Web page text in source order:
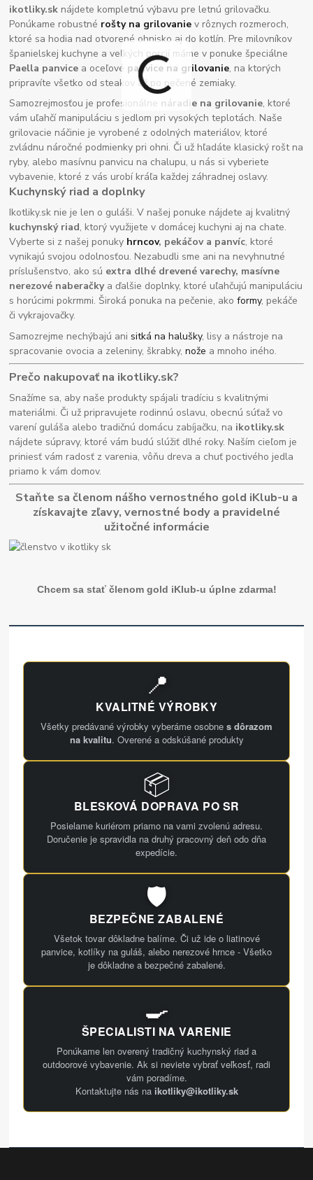
ikotliky.sk nájdete kompletnú výbavu pre letnú grilovačku.
Ponúkame robustné rošty na grilovanie v rôznych rozmeroch,
ktoré sa hodia nad otvorené ohnisko aj do kotlín. Pre milovníkov
španielskej kuchyne a veľkých porcií máme v ponuke špeciálne
Paella panvice a oceľové panvice na grilovanie, na ktorých
pripravíte všetko od steakov až po pečené zemiaky.
Samozrejmosťou je profesionálne náradie na grilovanie, ktoré
vám uľahčí manipuláciu s jedlom pri vysokých teplotách. Naše
grilovacie náčinie je vyrobené z odolných materiálov, ktoré
zvládnu náročné podmienky pri ohni. Či už hľadáte klasický rošt na
ryby, alebo masívnu panvicu na chalupu, u nás si vyberiete
vybavenie, ktoré z vás urobí kráľa každej záhradnej oslavy.
Kuchynský riad a doplnky
Ikotliky.sk nie je len o guláši. V našej ponuke nájdete aj kvalitný
kuchynský riad, ktorý využijete v domácej kuchyni aj na chate.
Vyberte si z našej ponuky hrncov, pekáčov a panvíc, ktoré
vynikajú svojou odolnosťou. Nezabudli sme ani na nevyhnutné
príslušenstvo, ako sú extra dlhé drevené varechy, masívne
nerezové naberačkya ďalšie doplnky, ktoré uľahčujú manipuláciu
s horúcimi pokrmmi. Široká ponuka na pečenie, akoformy, pekáče
či vykrajovačky.
Samozrejme nechýbajú anisitká na halušky, lisy a nástroje na
spracovanie ovocia a zeleniny, škrabky,nože a mnoho iného.
Prečo nakupovať na ikotliky.sk?
Snažíme sa, aby naše produkty spájali tradíciu s kvalitnými
materiálmi. Či už pripravujete rodinnú oslavu, obecnú súťaž vo
varení guláša alebo tradičnú domácu zabíjačku, na ikotliky.sk
nájdete súpravy, ktoré vám budú slúžiť dlhé roky. Naším cieľom je
priniesť vám radosť z varenia, vôňu dreva a chuť poctivého jedla
priamo k vám domov.
Staňte sa členom nášho vernostného gold iKlub-u a
získavajte zľavy, vernostné body a pravidelné
užitočné informácie
Chcem sa stať členom gold iKlub-u úplne zdarma!
📍
KVALITNÉ VÝROBKY
Všetky predávané výrobky vyberáme osobne s dôrazom
na kvalitu. Overené a odskúšané produkty
📦
BLESKOVÁ DOPRAVA PO SR
Posielame kuriérom priamo na vami zvolenú adresu.
Doručenie je spravidla na druhý pracovný deň odo dňa
expedície.
🛡️
BEZPEČNE ZABALENÉ
Všetok tovar dôkladne balíme. Či už ide o liatinové
panvice, kotlíky na guláš, alebo nerezové hrnce - Všetko
je dôkladne a bezpečné zabalené.
🍳
ŠPECIALISTI NA VARENIE
Ponúkame len overený tradičný kuchynský riad a
outdoorové vybavenie. Ak si neviete vybrať veľkosť, radi
vám poradíme.
Kontaktujte nás na ikotliky@ikotliky.sk